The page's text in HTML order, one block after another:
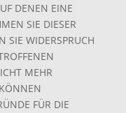
DENEN EINE
SIE DIESER
SIE WIDERSPRUCH
MEHR
FÜR DIE